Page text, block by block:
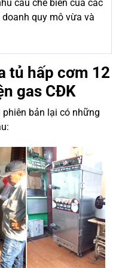
cầu chế biến của các
quy mô vừa và
tủ hấp cơm 12
gas CĐK
bản lại có những